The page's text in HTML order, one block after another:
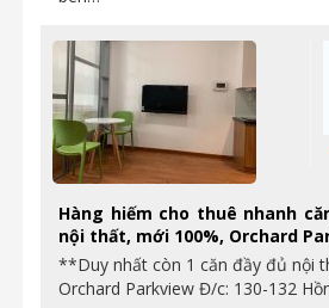
Hàng hiếm cho thuê nhanh
nội thất, mới 100%, Orchard
**Duy nhất còn 1 căn đầy đủ nội
Orchard Parkview Đ/c: 130-132